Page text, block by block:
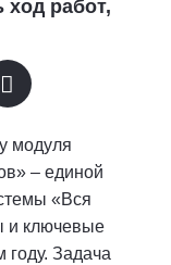
ход работ,
модуля
– единой
«Вся
и ключевые
году. Задача